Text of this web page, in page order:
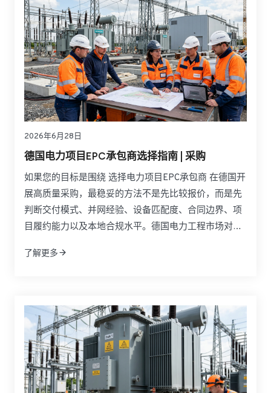
2026年6月28日
德国电力项目EPC承包商选择指南 | 采购
如果您的目标是围绕 选择电力项目EPC承包商 在德国开
展高质量采购，最稳妥的方法不是先比较报价，而是先
判断交付模式、并网经验、设备匹配度、合同边界、项
目履约能力以及本地合规水平。德国电力工程市场对
能源并网、储能系统部署、电网升级、CE合规、调试文
同时具备工程总承包能力、设备整合能力和跨区域交付
能力。
了解更多